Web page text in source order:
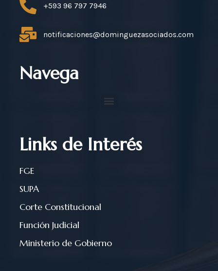
+593 96 797 7946
notificaciones@dominguezasociados.com
Navega
Links de Interés
FGE
SUPA
Corte Constitucional
Función Judicial
Ministerio de Gobierno